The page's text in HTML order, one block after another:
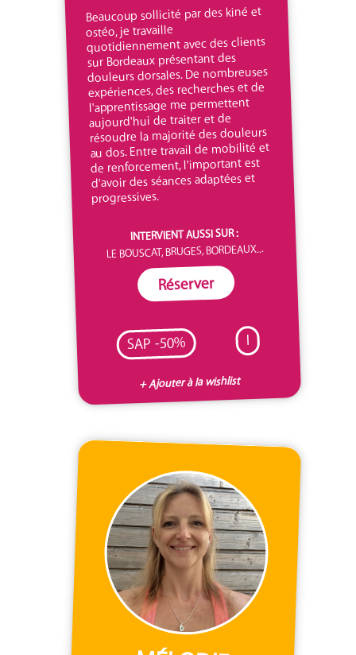
Beaucoup sollicité par des kiné et
ostéo, je travaille
quotidiennement avec des clients
sur Bordeaux présentant des
douleurs dorsales. De nombreuses
expériences, des recherches et de
l'apprentissage me permettent
aujourd'hui de traiter et de
résoudre la majorité des douleurs
au dos. Entre travail de mobilité et
de renforcement, l'important est
d'avoir des séances adaptées et
progressives.
INTERVIENT AUSSI SUR :
LE BOUSCAT, BRUGES, BORDEAUX...
Réserver
SAP -50% I
+ Ajouter à la wishlist